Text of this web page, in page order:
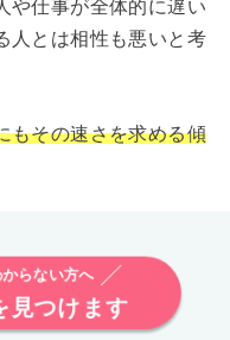
や仕事が全体的に遅い
人とは相性も悪いと考
もその速さを求める傾
からない方へ
見つけます